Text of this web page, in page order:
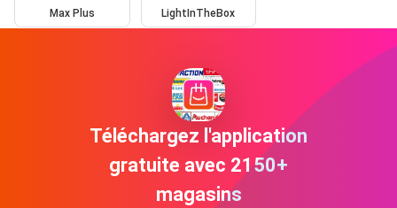
Max Plus LightInTheBox
Téléchargez l'application
gratuite avec 2150+
magasins